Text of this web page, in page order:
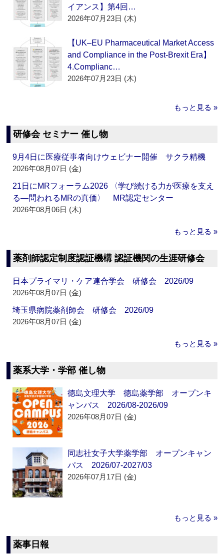
イアンス】第4回…
2026年07月23日 (木)
【UK–EU Pharmaceutical Market Access
and Compliance in the Post-Brexit Era】
4.Complianc…
2026年07月23日 (木)
もっと見る »
研修会 セミナー 催し物
9月4日に医療従事者向けウェビナー開催 サクラ精機
2026年08月07日 (金)
21日にMRフォーラム2026 〈学び続ける力が医療を支え
る―問われるMRの真価〉 MR認定センター
2026年08月06日 (木)
もっと見る »
薬剤師認定制度認証機構 認証機関の生涯研修会
日本プライマリ・ケア連合学会 研修会 2026/09
2026年08月07日 (金)
埼玉県病院薬剤師会 研修会 2026/09
2026年08月07日 (金)
もっと見る »
薬系大学・学部 催し物
徳島文理大学 徳島薬学部 オープンキ
ャンパス 2026/08-2026/09
2026年08月07日 (金)
同志社女子大学薬学部 オープンキャン
パス 2026/07-2027/03
2026年07月17日 (金)
もっと見る »
薬事日報